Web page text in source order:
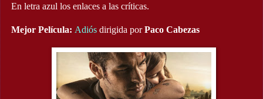
En letra azul los enlaces a las críticas.
Mejor Película: Adiós dirigida porPaco Cabezas